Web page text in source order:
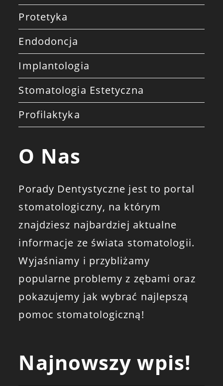
Protetyka
Endodoncja
Implantologia
Stomatologia Estetyczna
Profilaktyka
O Nas
Porady Dentystyczne jest to portal
stomatologiczny, na którym
znajdziesz najbardziej aktualne
informacje ze świata stomatologii.
Wyjaśniamy i przybliżamy
popularne problemy z zębami oraz
pokazujemy jak wybrać najlepszą
pomoc stomatologiczną!
Najnowszy wpis!